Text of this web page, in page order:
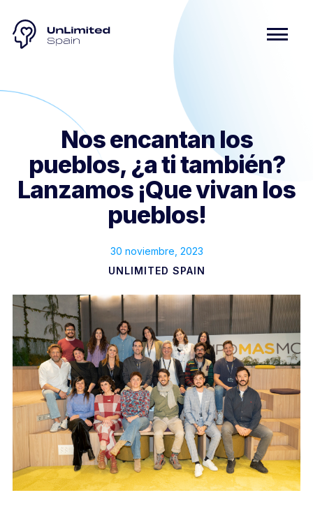
Nos encantan los
pueblos, ¿a ti también?
Lanzamos ¡Que vivan los
pueblos!
30 noviembre, 2023
UNLIMITED SPAIN